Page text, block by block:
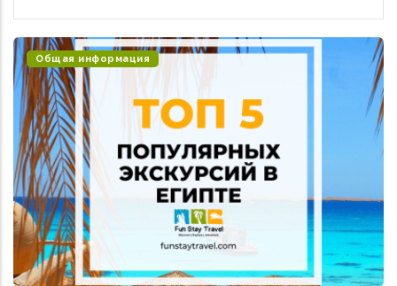
Общая информация